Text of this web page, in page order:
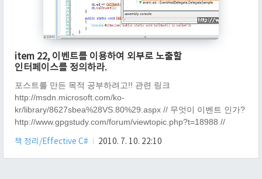
item 22, 이벤트를 이용하여 외부로 노출할
인터페이스를 정의하라.
포스트를 만든 목적 공부하려고!! 관련 링크
http://msdn.microsoft.com/ko-
kr/library/8627sbea%28VS.80%29.aspx // 무엇이 이벤트 인가?
http://www.gpgstudy.com/forum/viewtopic.php?t=18988 //
http://blog.naver.com/silent1002/10086120655 // Event,
Delegate 차이점 내용 delegate과 event는 사실 전혀 다른 것인
책 정리/Effective C# 2010. 7. 10. 22:10